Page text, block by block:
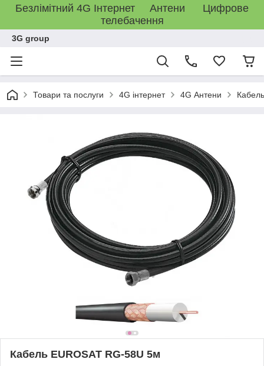
Безлімітний 4G Інтернет Антени Цифрове
телебачення
3G group
Товари та послуги 4G інтернет 4G Антени
Кабель EUROSAT RG-58U 5м